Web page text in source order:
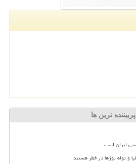
پربیننده ترین ها
ایران است
و توله یوزها در خطر هستند